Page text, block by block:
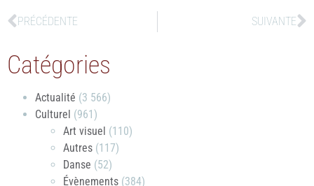
PRÉCÉDENTE SUIVANTE
Catégories
Actualité (3 566)
Culturel (961)
Art visuel (110)
Autres (117)
Danse (52)
Évènements (384)